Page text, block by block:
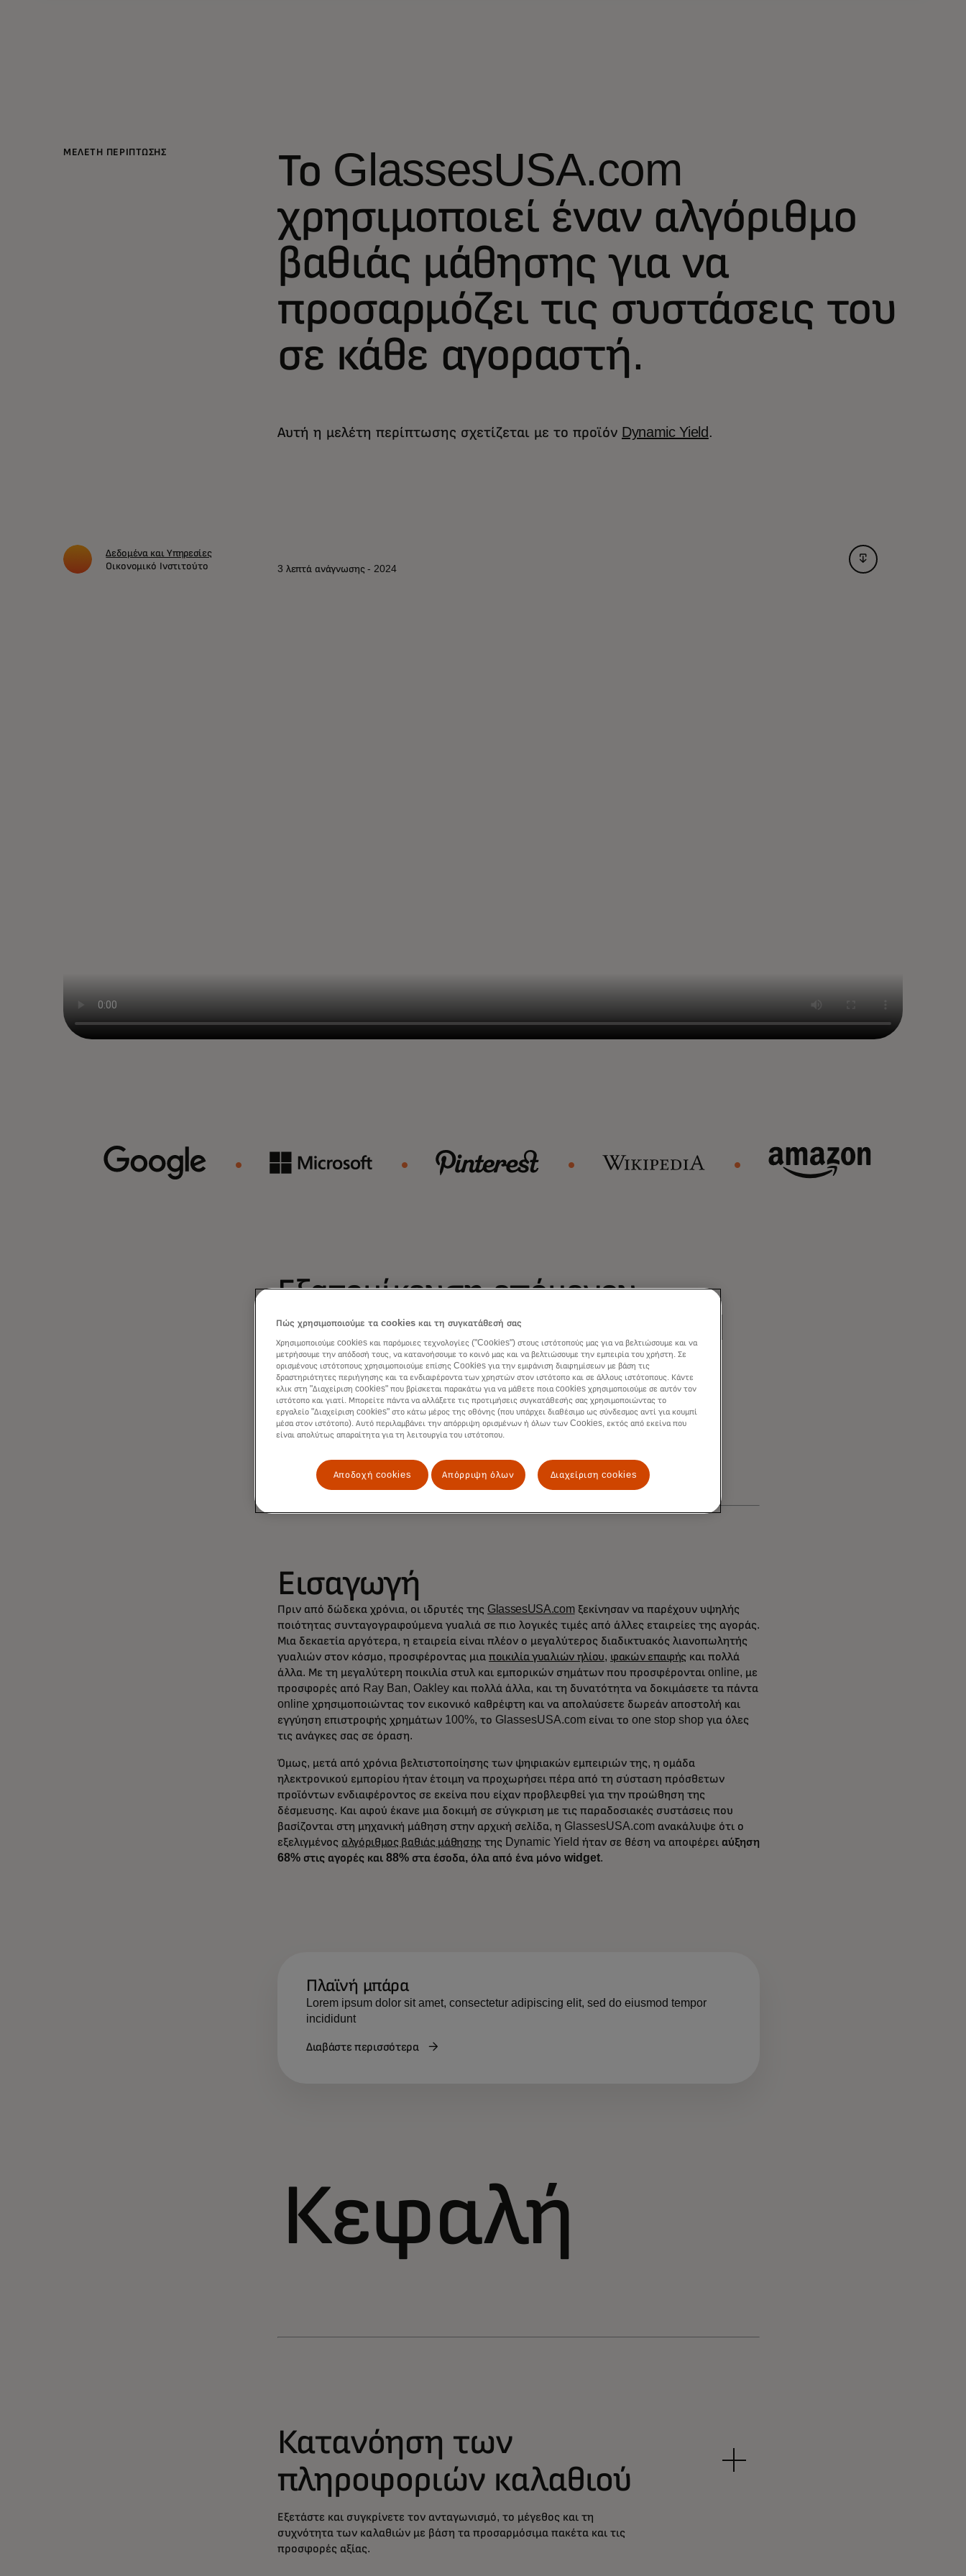
ΜΕΛΕΤΗ ΠΕΡΙΠΤΩΣΗΣ
Το GlassesUSA.com
χρησιμοποιεί έναν αλγόριθμο
βαθιάς μάθησης για να
προσαρμόζει τις συστάσεις του
σε κάθε αγοραστή.
Αυτή η μελέτη περίπτωσης σχετίζεται με το προϊόν Dynamic Yield .
Δεδομένα και Υπηρεσίες
Οικονομικό Ινστιτούτο
3 λεπτά ανάγνωσης - 2024
opens in a new tab
Εξατομίκευση επόμενου
επιπέδου με το Dynamic Yield
για την εμβάθυνση των
σχέσεων με τους πελάτες και
την αύξηση των πωλήσεων
Εισαγωγή
Πριν από δώδεκα χρόνια, οι ιδρυτές της GlassesUSA.comξεκίνησαν να παρέχουν υψηλής
ποιότητας συνταγογραφούμενα γυαλιά σε πιο λογικές τιμές από άλλες εταιρείες της αγοράς.
Μια δεκαετία αργότερα, η εταιρεία είναι πλέον ο μεγαλύτερος διαδικτυακός λιανοπωλητής
γυαλιών στον κόσμο, προσφέροντας μια ποικιλία γυαλιών ηλίου, φακών επαφής και πολλά
άλλα. Με τη μεγαλύτερη ποικιλία στυλ και εμπορικών σημάτων που προσφέρονται online, με
προσφορές από Ray Ban, Oakley και πολλά άλλα, και τη δυνατότητα να δοκιμάσετε τα πάντα
online χρησιμοποιώντας τον εικονικό καθρέφτη και να απολαύσετε δωρεάν αποστολή και
εγγύηση επιστροφής χρημάτων 100%, το GlassesUSA.com είναι το one stop shop για όλες
τις ανάγκες σας σε όραση.
Όμως, μετά από χρόνια βελτιστοποίησης των ψηφιακών εμπειριών της, η ομάδα
ηλεκτρονικού εμπορίου ήταν έτοιμη να προχωρήσει πέρα από τη σύσταση πρόσθετων
προϊόντων ενδιαφέροντος σε εκείνα που είχαν προβλεφθεί για την προώθηση της
δέσμευσης. Και αφού έκανε μια δοκιμή σε σύγκριση με τις παραδοσιακές συστάσεις που
βασίζονται στη μηχανική μάθηση στην αρχική σελίδα, η GlassesUSA.com ανακάλυψε ότι ο
εξελιγμένος αλγόριθμος βαθιάς μάθησης της Dynamic Yield ήταν σε θέση να αποφέρει αύξηση
68% στις αγορές και 88% στα έσοδα, όλα από ένα μόνο widget.
Πλαϊνή μπάρα
Lorem ipsum dolor sit amet, consectetur adipiscing elit, sed do eiusmod tempor
incididunt
Διαβάστε περισσότερα
Κεφαλή
Κατανόηση των
πληροφοριών καλαθιού
Εξετάστε και συγκρίνετε τον ανταγωνισμό, το μέγεθος και τη
συχνότητα των καλαθιών με βάση τα προσαρμόσιμα πακέτα και τις
προσφορές αξίας.
Πώς χρησιμοποιούμε τα cookies και τη συγκατάθεσή σας
Χρησιμοποιούμε cookies και παρόμοιες τεχνολογίες ("Cookies") στους ιστότοπούς μας για να βελτιώσουμε και να
μετρήσουμε την απόδοσή τους, να κατανοήσουμε το κοινό μας και να βελτιώσουμε την εμπειρία του χρήστη. Σε
ορισμένους ιστότοπους χρησιμοποιούμε επίσης Cookies για την εμφάνιση διαφημίσεων με βάση τις
δραστηριότητες περιήγησης και τα ενδιαφέροντα των χρηστών στον ιστότοπο και σε άλλους ιστότοπους. Κάντε
κλικ στη "Διαχείριση cookies" που βρίσκεται παρακάτω για να μάθετε ποια cookies χρησιμοποιούμε σε αυτόν τον
ιστότοπο και γιατί. Μπορείτε πάντα να αλλάξετε τις προτιμήσεις συγκατάθεσής σας χρησιμοποιώντας το
εργαλείο "Διαχείριση cookies" στο κάτω μέρος της οθόνης (που υπάρχει διαθέσιμο ως σύνδεσμος αντί για κουμπί
μέσα στον ιστότοπο). Αυτό περιλαμβάνει την απόρριψη ορισμένων ή όλων των Cookies, εκτός από εκείνα που
είναι απολύτως απαραίτητα για τη λειτουργία του ιστότοπου.
Αποδοχή cookies Απόρριψη όλων Διαχείριση cookies